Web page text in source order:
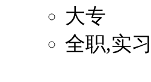
大专
全职,实习